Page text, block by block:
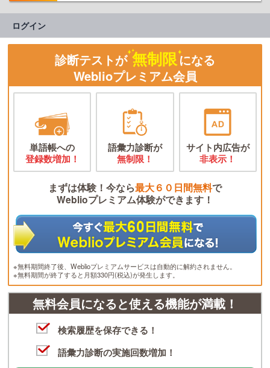
ログイン
診断テストが 無制限になる
Weblioプレミアム会員
単語帳への
登録数増加！
語彙力診断が
無制限！
サイト内広告が
非表示！
まずは体験！今なら最大６０日間無料で
Weblioプレミアム体験ができます！
※無料期間終了後、Weblioプレミアムサービスは自動的に解約されません。
※無料期間が終了すると月額330円(税込)が発生します。
無料会員になると使える機能が満載！
検索履歴を保存できる！
語彙力診断の実施回数増加！